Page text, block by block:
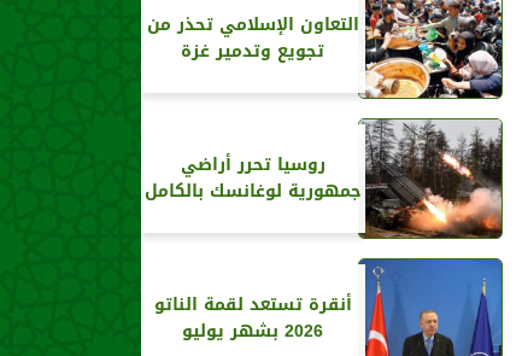
التعاون الإسلامي تحذر من
تجويع وتدمير غزة
روسيا تحرر أراضي
جمهورية لوغانسك بالكامل
أنقرة تستعد لقمة الناتو
2026 بشهر يوليو